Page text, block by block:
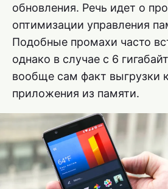
обновления. Речь идет о
оптимизации управления
Подобные промахи часто
однако в случае с 6
вообще сам факт выгрузки
приложения из памяти.